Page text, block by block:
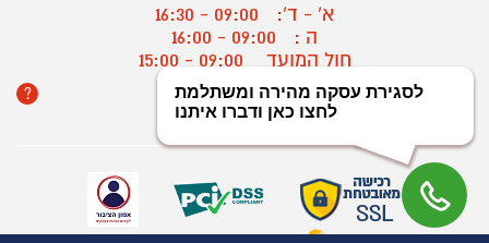
א' - ד':
09:00 - 16:30
ה :
09:00 - 16:00
חול המועד
? יצירת קשר/ביטול הזמנה